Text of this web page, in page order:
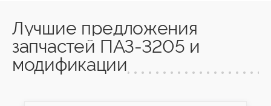
Лучшие предложения
запчастей ПАЗ-3205 и
модификации